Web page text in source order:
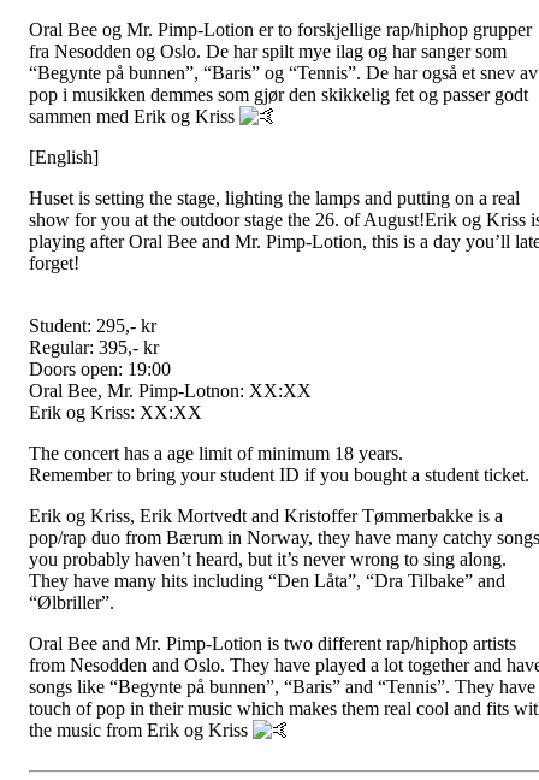
Oral Bee og Mr. Pimp-Lotion er to forskjellige rap/hiphop grupper
fra Nesodden og Oslo. De har spilt mye ilag og har sanger som
“Begynte på bunnen”, “Baris” og “Tennis”. De har også et snev av
pop i musikken demmes som gjør den skikkelig fet og passer godt
sammen med Erik og Kriss
[English]
Huset is setting the stage, lighting the lamps and putting on a real
show for you at the outdoor stage the 26. of August!Erik og Kriss
playing after Oral Bee and Mr. Pimp-Lotion, this is a day you’ll
forget!
Student: 295,- kr
Regular: 395,- kr
Doors open: 19:00
Oral Bee, Mr. Pimp-Lotnon: XX:XX
Erik og Kriss: XX:XX
The concert has a age limit of minimum 18 years.
Remember to bring your student ID if you bought a student ticket.
Erik og Kriss, Erik Mortvedt and Kristoffer Tømmerbakke is a
pop/rap duo from Bærum in Norway, they have many catchy songs
you probably haven’t heard, but it’s never wrong to sing along.
They have many hits including “Den Låta”, “Dra Tilbake” and
“Ølbriller”.
Oral Bee and Mr. Pimp-Lotion is two different rap/hiphop artists
from Nesodden and Oslo. They have played a lot together and
songs like “Begynte på bunnen”, “Baris” and “Tennis”. They have
touch of pop in their music which makes them real cool and fits
the music from Erik og Kriss